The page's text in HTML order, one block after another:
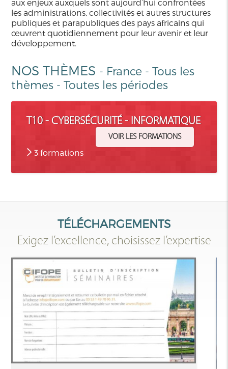
aux enjeux auxquels sont aujourd’hui confrontées
les administrations, collectivités et autres structures
publiques et parapubliques des pays africains qui
œuvrent quotidiennement pour leur avenir et leur
développement.
NOS THÈMES - France -Tous les
thèmes -Toutes les périodes
T10 - CYBERSÉCURITÉ - INFORMATIQUE
VOIR LES FORMATIONS
3 formations
TÉLÉCHARGEMENTS
Exigez l’excellence, choisissez l’expertise